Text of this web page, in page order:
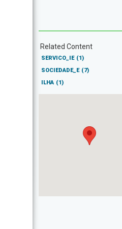
Related Content
SERVICO_IE (1)
SOCIEDADE_E (7)
ILHA (1)